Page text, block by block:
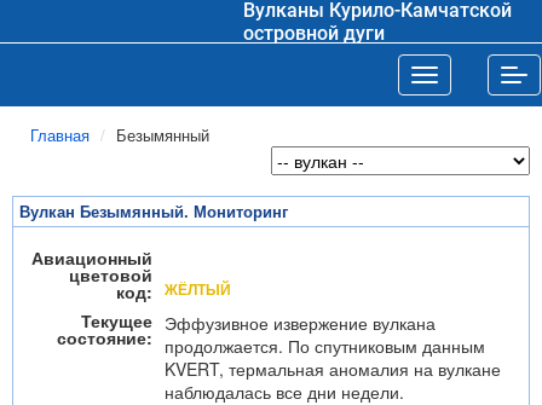
Вулканы Курило-Камчатской
островной дуги
Toggle
Главная Безымянный
Вулкан Безымянный. Мониторинг
Авиационный
цветовой
код: ЖЁЛТЫЙ
Текущее
состояние:
Эффузивное извержение вулкана
продолжается. По спутниковым данным
KVERT, термальная аномалия на вулкане
наблюдалась все дни недели.